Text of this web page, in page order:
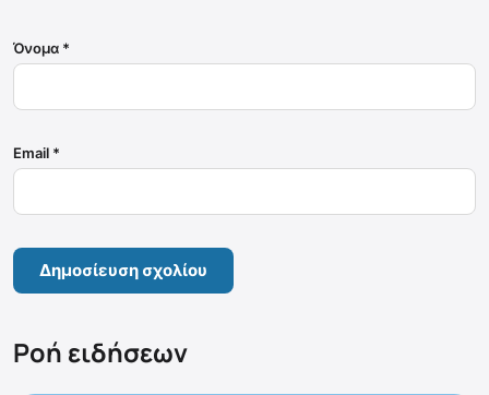
Όνομα *
Email *
Ροή ειδήσεων